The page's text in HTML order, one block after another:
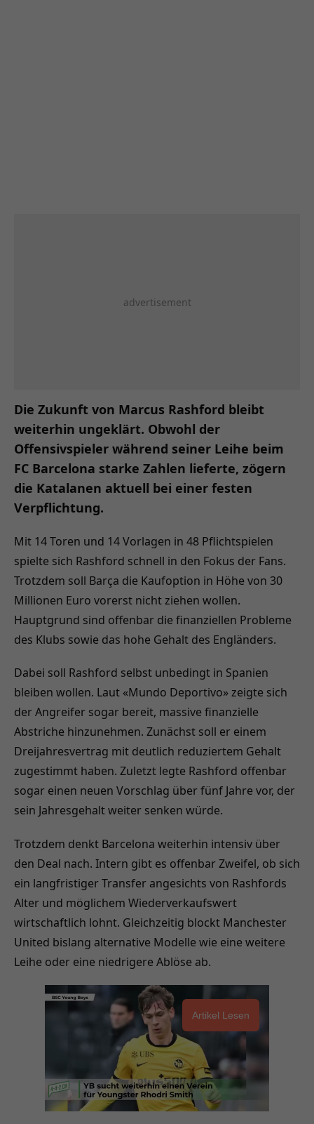
Die Zukunft von Marcus Rashford bleibt
weiterhin ungeklärt. Obwohl der
Offensivspieler während seiner Leihe beim
FC Barcelona starke Zahlen lieferte, zögern
die Katalanen aktuell bei einer festen
Verpflichtung.
Mit 14 Toren und 14 Vorlagen in 48 Pflichtspielen
spielte sich Rashford schnell in den Fokus der Fans.
Trotzdem soll Barça die Kaufoption in Höhe von 30
Millionen Euro vorerst nicht ziehen wollen.
Hauptgrund sind offenbar die finanziellen Probleme
des Klubs sowie das hohe Gehalt des Engländers.
Dabei soll Rashford selbst unbedingt in Spanien
bleiben wollen. Laut «Mundo Deportivo» zeigte sich
der Angreifer sogar bereit, massive finanzielle
Abstriche hinzunehmen. Zunächst soll er einem
Dreijahresvertrag mit deutlich reduziertem Gehalt
zugestimmt haben. Zuletzt legte Rashford offenbar
sogar einen neuen Vorschlag über fünf Jahre vor, der
sein Jahresgehalt weiter senken würde.
Trotzdem denkt Barcelona weiterhin intensiv über
den Deal nach. Intern gibt es offenbar Zweifel, ob sich
ein langfristiger Transfer angesichts von Rashfords
Alter und möglichem Wiederverkaufswert
wirtschaftlich lohnt. Gleichzeitig blockt Manchester
United bislang alternative Modelle wie eine weitere
Leihe oder eine niedrigere Ablöse ab.
Artikel Lesen